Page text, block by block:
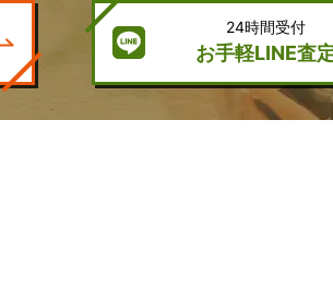
24時間受付
お手軽LINE査